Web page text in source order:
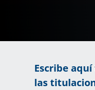
Escribe
las